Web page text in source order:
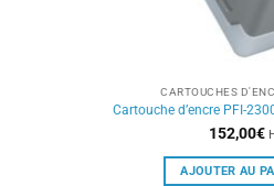
CARTOUCHES
Cartouche d’encre PFI-
152,00€
AJOUTER AU